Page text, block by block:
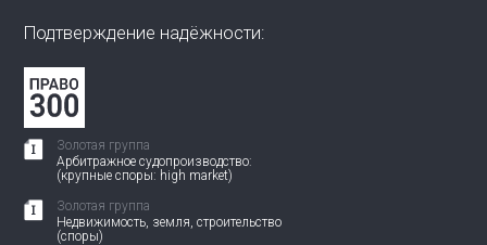
Подтверждение надёжности:
Золотая группа
Арбитражное судопроизводство:
(крупные споры: high market)
Золотая группа
Недвижимость, земля, строительство
(споры)